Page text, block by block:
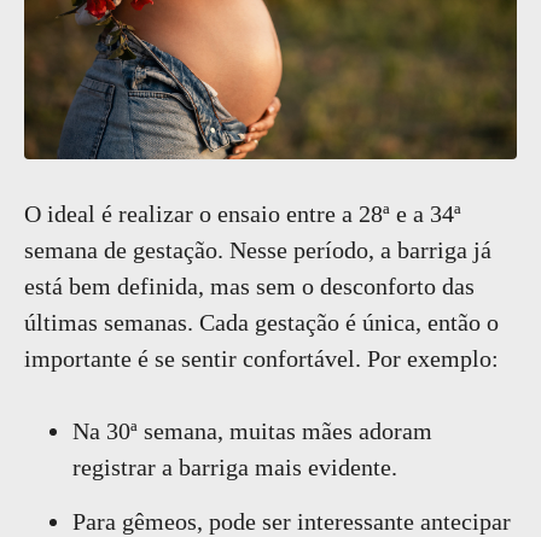
O ideal é realizar o ensaio entre a 28ª e a 34ª
semana de gestação. Nesse período, a barriga já
está bem definida, mas sem o desconforto das
últimas semanas. Cada gestação é única, então o
importante é se sentir confortável. Por exemplo:
Na 30ª semana, muitas mães adoram
registrar a barriga mais evidente.
Para gêmeos, pode ser interessante antecipar